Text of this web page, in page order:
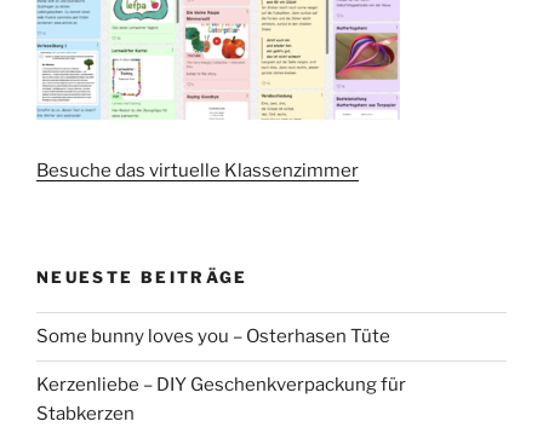
Besuche das virtuelle Klassenzimmer
NEUESTE BEITRÄGE
Some bunny loves you – Osterhasen Tüte
Kerzenliebe – DIY Geschenkverpackung für
Stabkerzen